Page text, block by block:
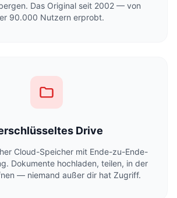
Das Original seit 2002 — von
90.000 Nutzern erprobt.
Drive
Cloud-Speicher mit Ende-zu-Ende-
Dokumente hochladen, teilen, in der
— niemand außer dir hat Zugriff.